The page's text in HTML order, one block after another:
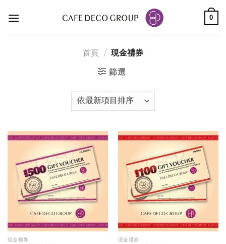
0
首頁 / 現金禮券
篩選
現金禮券 現金禮券